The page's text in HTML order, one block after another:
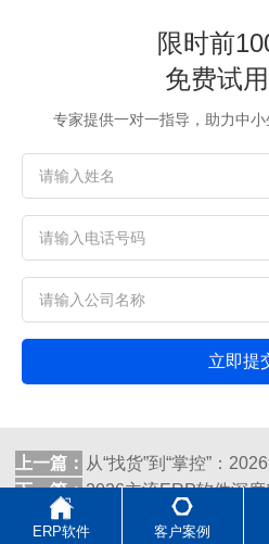
限时前
免费试
专家提供一对一指导，助力中
立即提
上一篇： 从“找货”到“掌控”：
下一篇：2026主流ERP软件深
ERP软件 客户案例